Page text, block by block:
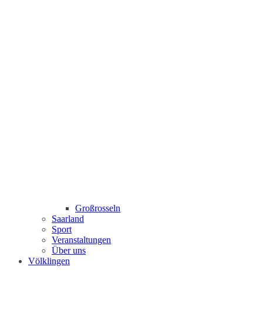
Großrosseln
Saarland
Sport
Veranstaltungen
Über uns
Völklingen